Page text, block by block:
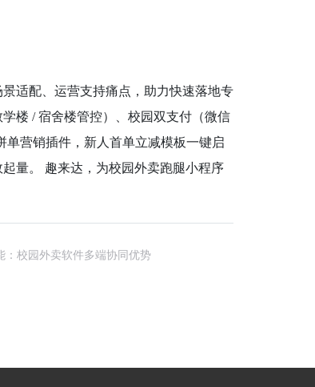
适配、运营支持痛点，助力快速落地专
楼 / 宿舍楼管控）、校园双支付（微信
单营销插件，新人首单立减模板一键启
量。 趣来达，为校园外卖跑腿小程序
：校园外卖软件多端协同优势